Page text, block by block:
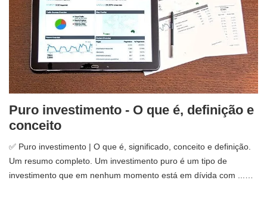
Puro investimento - O que é, definição e
conceito
✅ Puro investimento | O que é, significado, conceito e definição.
Um resumo completo. Um investimento puro é um tipo de
investimento que em nenhum momento está em dívida com ...…